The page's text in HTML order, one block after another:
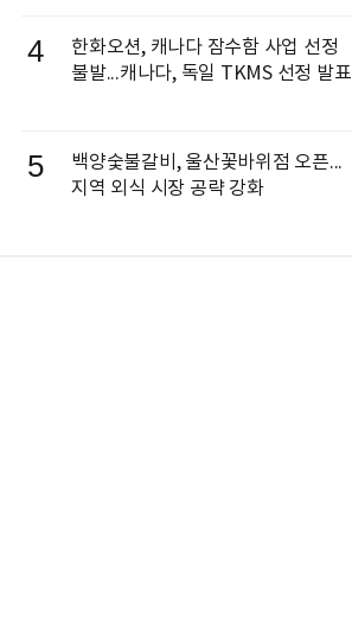
4
한화오션, 캐나다 잠수함 사업 선정
불발...캐나다, 독일 TKMS 선정 발표
5
백양숯불갈비, 울산꽃바위점 오픈...
지역 외식 시장 공략 강화